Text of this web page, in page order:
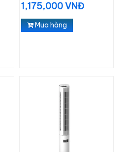
1,175,000 VNĐ
Mua hàng